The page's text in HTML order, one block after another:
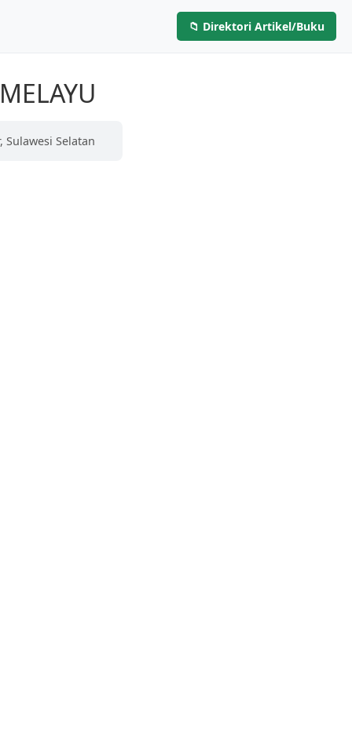
Hubungi Kami
📁 Direktori Artikel/Buku
Sulawesi Selatan